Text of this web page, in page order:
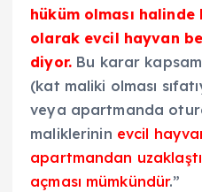
hüküm olması halinde
olarak evcil hayvan
diyor.Bu karar
(kat maliki olması
veya apartmanda
maliklerinin evcil
apartmandan
açması mümkündür.”